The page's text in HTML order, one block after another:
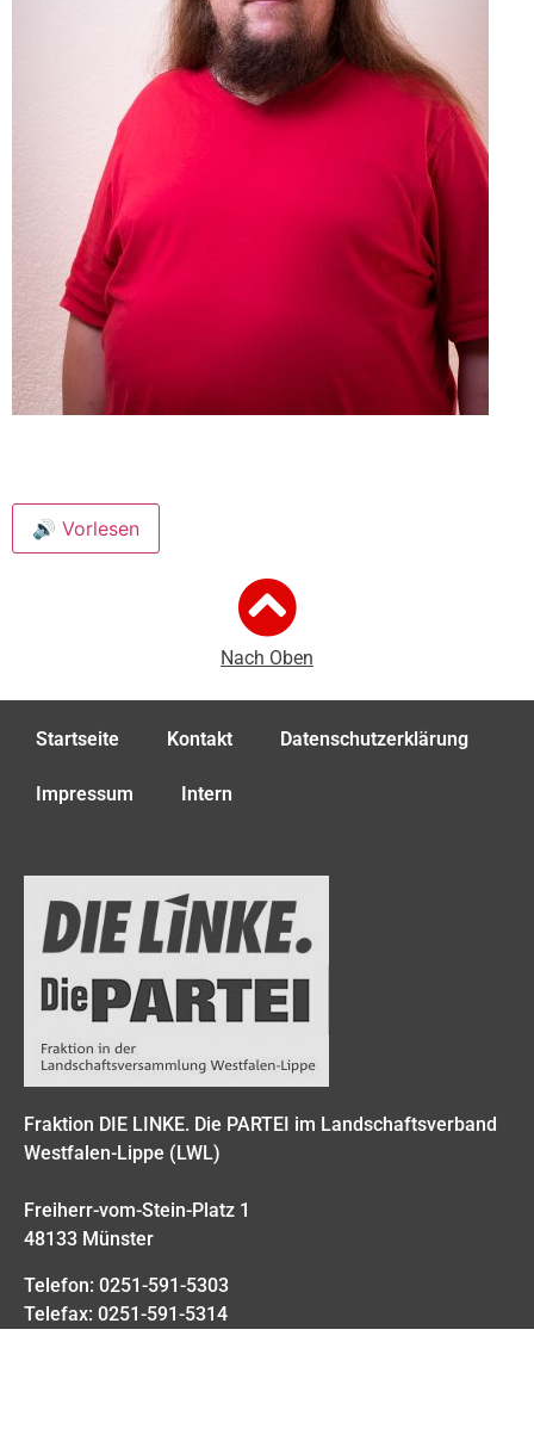
🔊 Vorlesen
Nach Oben
Startseite Kontakt Datenschutzerklärung
Impressum Intern
Fraktion DIE LINKE. Die PARTEI im Landschaftsverband
Westfalen-Lippe (LWL)
Freiherr-vom-Stein-Platz 1
48133 Münster
Telefon: 0251-591-5303
Telefax: 0251-591-5314